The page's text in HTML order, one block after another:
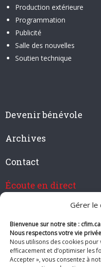
Gérer le
Bienvenue sur notre site : cfim.ca
Nous respectons votre vie
Nous utilisons des cookies
efficacement et d’optimiser les
Accepter », vous consentez à
Production extérieure
Programmation
Publicité
Salle des nouvelles
Soutien technique
Devenir bénévole
Archives
Contact
Écoute en direct
Devenir membre de